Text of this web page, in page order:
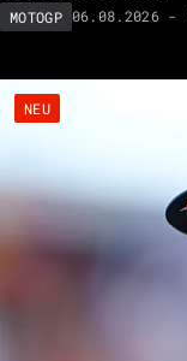
MOTOGP 06.08.2026 -
NEU